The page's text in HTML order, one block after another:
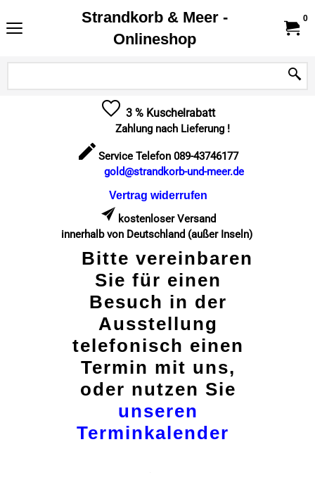
Strandkorb & Meer -
Onlineshop
0
3 % Kuschelrabatt
Zahlung nach Lieferung !
Service Telefon 089-43746177
gold@strandkorb-und-meer.de
Vertrag widerrufen
kostenloser Versand
innerhalb von Deutschland (außer Inseln)
Bitte vereinbaren
Sie für einen
Besuch in der
Ausstellung
telefonisch einen
Termin mit uns,
oder nutzen Sie
unseren
Terminkalender